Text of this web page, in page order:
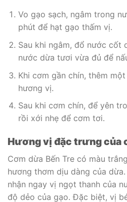
Vo gạo sạch, ngâm trong
phút để hạt gạo thấm vị.
Sau khi ngâm, đổ nước cốt
nước dừa tươi vừa đủ để
Khi cơm gần chín, thêm
hương vị.
Sau khi cơm chín, để yên
rồi xới nhẹ để cơm tơi.
Hương vị đặc trưng của
Cơm dừa Bến Tre có màu
hương thơm dịu dàng của
nhận ngay vị ngọt thanh của
độ dẻo của gạo. Đặc biệt, vị